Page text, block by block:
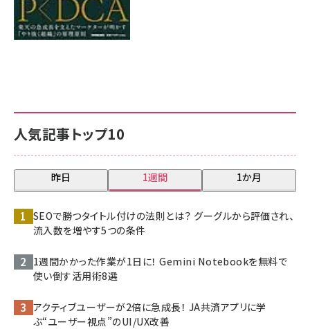
人気記事トップ10
昨日 1週間 1か月
SEOで勝つタイトル付けの法則とは？ グーグルから評価され、
流入数を増やす5つの条件
1週間かかった作業が1日に！ Gemini Notebookを無料で
使い倒す活用術8選
アクティブユーザーが2倍に急成長！ JA共済アプリに学
ぶ“ユーザー視点”のUI/UX改善